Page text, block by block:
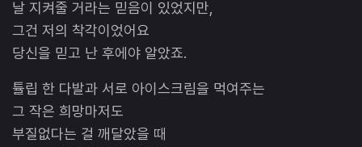
날 지켜줄 거라는 믿음이 있었지만,
그건 저의 착각이었어요
당신을 믿고 난 후에야 알았죠.
튤립 한 다발과 서로 아이스크림을 먹여주는
그 작은 희망마저도
부질없다는 걸 깨달았을 때